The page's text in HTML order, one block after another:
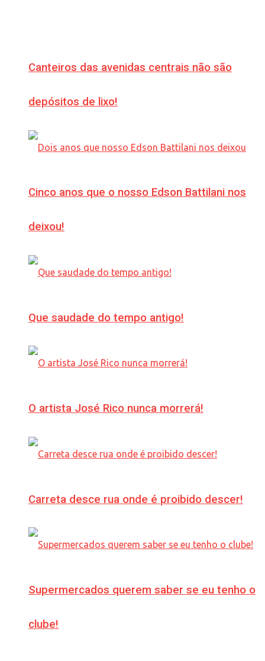
Canteiros das avenidas centrais não são
depósitos de lixo!
Cinco anos que o nosso Edson Battilani nos
deixou!
Que saudade do tempo antigo!
O artista José Rico nunca morrerá!
Carreta desce rua onde é proibido descer!
Supermercados querem saber se eu tenho o
clube!